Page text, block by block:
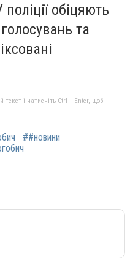
обіцяють
та
текст і натисніть Ctrl + Enter, щоб
##новини